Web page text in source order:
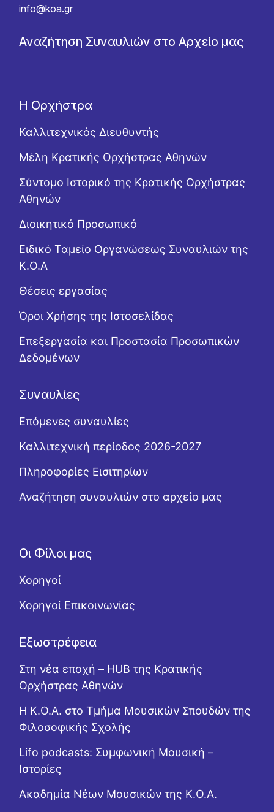
info@koa.gr
Αναζήτηση Συναυλιών στο Αρχείο μας
Η Ορχήστρα
Καλλιτεχνικός Διευθυντής
Μέλη Κρατικής Ορχήστρας Αθηνών
Σύντομο Ιστορικό της Κρατικής Ορχήστρας
Αθηνών
Διοικητικό Προσωπικό
Ειδικό Ταμείο Οργανώσεως Συναυλιών της
Κ.Ο.Α
Θέσεις εργασίας
Όροι Χρήσης της Ιστοσελίδας
Επεξεργασία και Προστασία Προσωπικών
Δεδομένων
Συναυλίες
Επόμενες συναυλίες
Καλλιτεχνική περίοδος 2026-2027
Πληροφορίες Εισιτηρίων
Αναζήτηση συναυλιών στο αρχείο μας
Οι Φίλοι μας
Χορηγοί
Χορηγοί Επικοινωνίας
Εξωστρέφεια
Στη νέα εποχή – HUB της Κρατικής
Ορχήστρας Αθηνών
Η Κ.Ο.Α. στο Τμήμα Μουσικών Σπουδών της
Φιλοσοφικής Σχολής
Lifo podcasts: Συμφωνική Μουσική –
Ιστορίες
Ακαδημία Νέων Μουσικών της Κ.Ο.Α.